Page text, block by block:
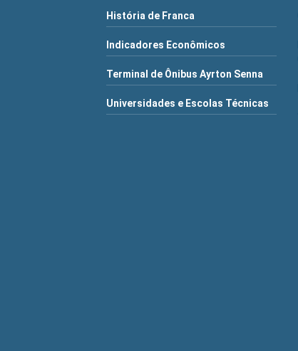
História de Franca
Indicadores Econômicos
Terminal de Ônibus Ayrton Senna
Universidades e Escolas Técnicas